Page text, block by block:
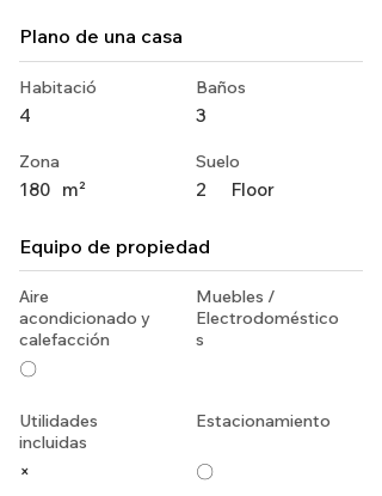
Plano de una casa
Habitació
4
Zona
180 m²
Baños
3
Suelo
2 Floor
Equipo de propiedad
Aire
acondicionado y
calefacción
〇
Muebles /
Electrodoméstico
s
Utilidades
incluidas
×
Estacionamiento
〇